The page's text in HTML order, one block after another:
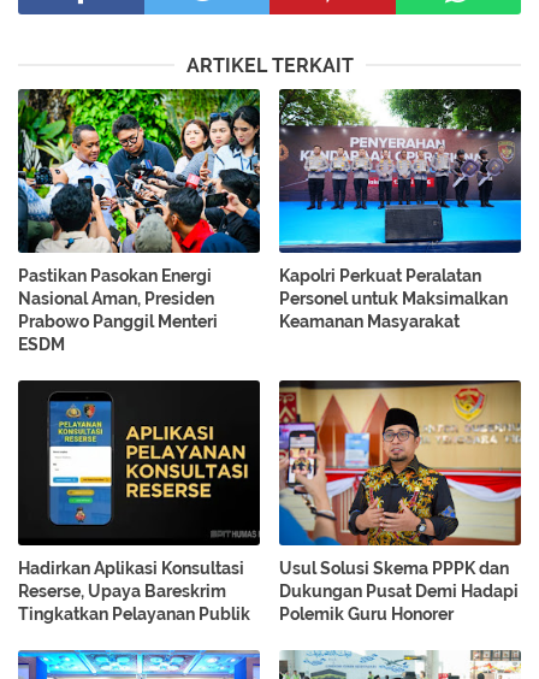
ARTIKEL TERKAIT
Pastikan Pasokan Energi
Nasional Aman, Presiden
Prabowo Panggil Menteri
ESDM
Kapolri Perkuat Peralatan
Personel untuk Maksimalkan
Keamanan Masyarakat
Hadirkan Aplikasi Konsultasi
Reserse, Upaya Bareskrim
Tingkatkan Pelayanan Publik
Usul Solusi Skema PPPK dan
Dukungan Pusat Demi Hadapi
Polemik Guru Honorer